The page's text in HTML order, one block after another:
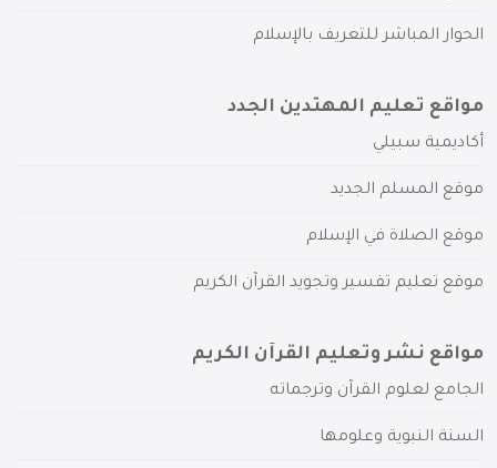
الحوار المباشر للتعريف بالإسلام
مواقع تعليم المهتدين الجدد
أكاديمية سبيلي
موقع المسلم الجديد
موقع الصلاة في الإسلام
موقع تعليم تفسير وتجويد القرآن الكريم
مواقع نشر وتعليم القرآن الكريم
الجامع لعلوم القرآن وترجماته
السنة النبوية وعلومها